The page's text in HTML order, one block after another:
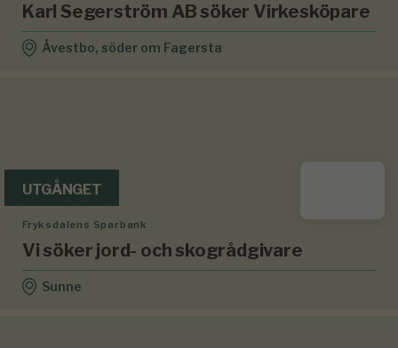
Karl Segerström AB söker Virkesköpare
Åvestbo, söder om Fagersta
UTGÅNGET
Fryksdalens Sparbank
Vi söker jord- och skogrådgivare
Sunne